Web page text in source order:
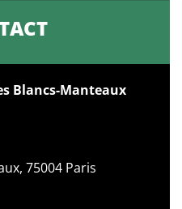
Blancs-Manteaux
75004 Paris